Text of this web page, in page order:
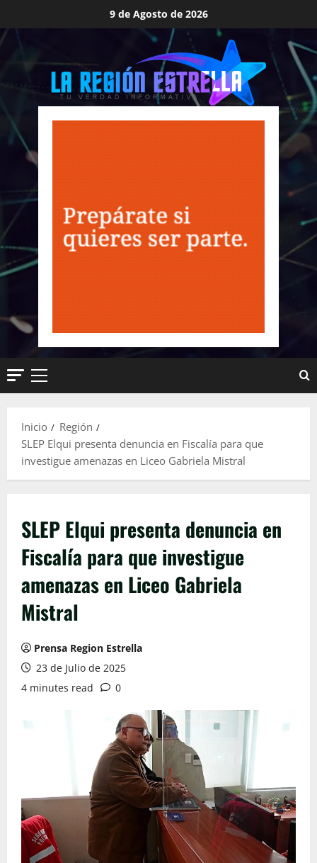
al
contenido
9 de Agosto de 2026
Menú
Inicio
Región
SLEP Elqui presenta denuncia en Fiscalía para que
investigue amenazas en Liceo Gabriela Mistral
SLEP Elqui presenta denuncia en
Fiscalía para que investigue
amenazas en Liceo Gabriela
Mistral
Prensa Region Estrella
23 de Julio de 2025
4 minutes read
0